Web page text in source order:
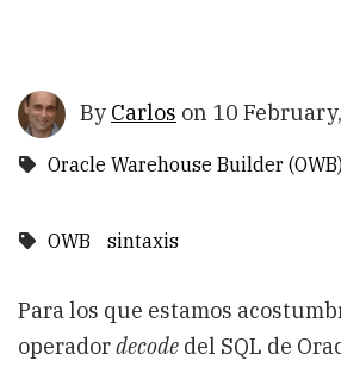
By Carlos on 10
Oracle Warehouse Builder
OWB sintaxis
Para los que estamos
operadordecode del SQL de